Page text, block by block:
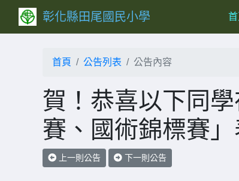
彰化縣田尾國民小學 首
首頁 公告列表 公告內容
賀！恭喜以下同
賽、國術錦標賽」
上一則公告 下一則公告